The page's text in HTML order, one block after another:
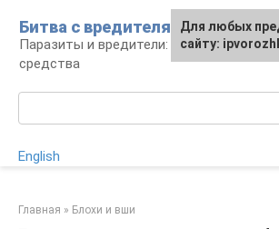
контенту
Битва с вредителями
Паразиты и вредители: виды, борьба,
средства
English
Главная » Блохи и вши
Для любых
сайту: